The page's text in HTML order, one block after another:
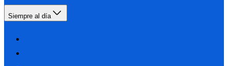
Siempre al día